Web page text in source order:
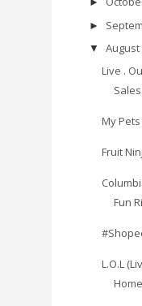
►
▼ August
Live .
My
Fruit
Fun
L.O.L